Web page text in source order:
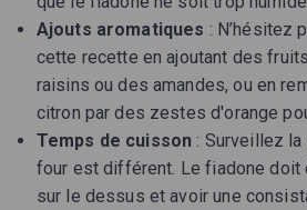
Ajouts aromatiques : N’hésitez
cette recette en ajoutant des
raisins ou des amandes, ou en
citron par des zestes d'orange
Temps de cuisson : Surveillez la
four est différent. Le fiadone doit
sur le dessus et avoir une